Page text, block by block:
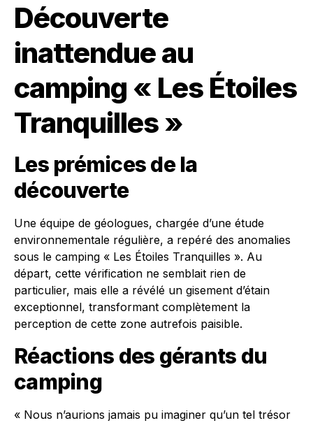
Découverte
inattendue au
camping « Les Étoiles
Tranquilles »
Les prémices de la
découverte
Une équipe de géologues, chargée d’une étude
environnementale régulière, a repéré des anomalies
sous le camping « Les Étoiles Tranquilles ». Au
départ, cette vérification ne semblait rien de
particulier, mais elle a révélé un gisement d’étain
exceptionnel, transformant complètement la
perception de cette zone autrefois paisible.
Réactions des gérants du
camping
« Nous n’aurions jamais pu imaginer qu’un tel trésor